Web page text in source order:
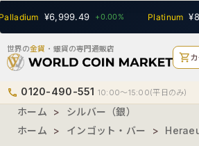
¥6,999.49 +0.00% Platinum
世界の金貨 ・銀貨の専門通販店
shopping_cartカ
phone 0120-490-551 10:00〜15:00(平日のみ)
ホーム >
シルバー（銀）
ホーム
> インゴット・バー >